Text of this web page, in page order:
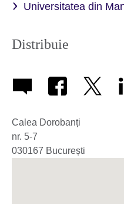
Universitatea din
Distribuie
Calea Dorobanți
nr. 5-7
030167 București